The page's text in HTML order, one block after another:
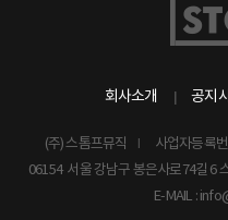
회사소개 공지
(주) 스톰프뮤직 사업자등록
06154 서울 강남구 봉은사로74길 6
E-MAIL :